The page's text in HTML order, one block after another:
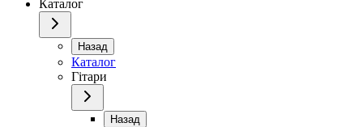
Каталог
Назад
Каталог
Гітари
Назад